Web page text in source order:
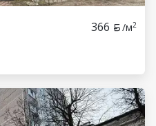
366 /м2